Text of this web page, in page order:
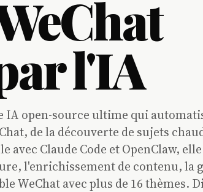
l'IA
IA open-source ultime qui
de la découverte de sujets
Claude Code et OpenClaw,
l'enrichissement de contenu, la
WeChat avec plus de 16 thèmes.